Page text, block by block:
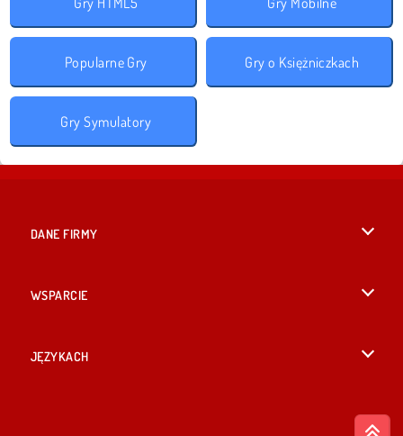
Popularne Gry Gry o Księżniczkach
Gry Symulatory
DANE FIRMY
WSPARCIE
JĘZYKACH